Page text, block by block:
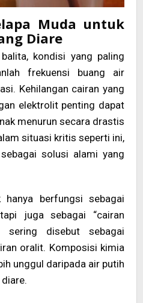
Muda untuk
Diare
kondisi yang paling
frekuensi buang air
Kehilangan cairan yang
elektrolit penting dapat
menurun secara drastis
situasi kritis seperti ini,
solusi alami yang
berfungsi sebagai
juga sebagai “cairan
sering disebut sebagai
oralit. Komposisi kimia
unggul daripada air putih